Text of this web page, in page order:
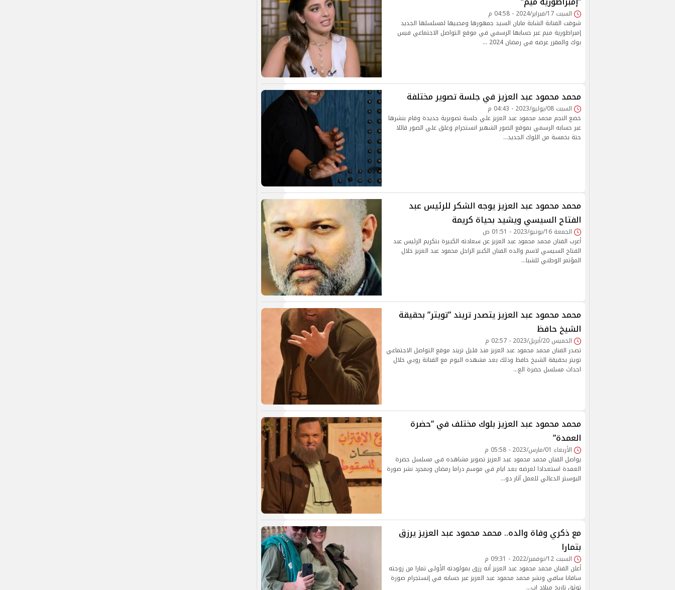
السبت 17/فبراير/2024 - 04:58 م
شوقت الفنانة الشابة مايان السيد جمهورها ومحبيها لمسلسلها الجديد
إمبراطورية ميم عبر حسابها الرسمي في موقع التواصل الاجتماعي فيس
بوك والمقرر عرضه في رمضان 2024 …
محمد محمود عبد العزيز في جلسة تصوير مختلفة
السبت 08/يوليو/2023 - 04:43 م
خضع النجم محمد محمود عبد العزيز علي جلسة تصويرية جديدة وقام بنشرها
عبر حسابه الرسمي بموقع الصور الشهير انستجرام وعلق علي الصور قائلا
حتة بخمسة من اللوك الجديد…
محمد محمود عبد العزيز يوجه الشكر للرئيس عبد
الفتاح السيسي ويشيد بحياة كريمة
الجمعة 16/يونيو/2023 - 01:51 ص
أعرب الفنان محمد محمود عبد العزيز عن سعادته الكبيرة بتكريم الرئيس عبد
الفتاح السيسي لاسم والده الفنان الكبير الراحل محمود عبد العزيز خلال
المؤتمر الوطني للشبا…
محمد محمود عبد العزيز يتصدر تريند ”تويتر” بحقيقة
الشيخ حافظ
الخميس 20/أبريل/2023 - 02:57 م
تصدر الفنان محمد محمود عبد العزيز منذ قليل تريند موقع التواصل الاجتماعي
تويتر بحقيقة الشيخ حافظ وذلك بعد مشهده اليوم مع الفنانة روبي خلال
احداث مسلسل حضرة الع…
محمد محمود عبد العزيز بلوك مختلف في ”حضرة
العمدة”
الأربعاء 01/مارس/2023 - 05:58 م
يواصل الفنان محمد محمود عبد العزيز تصوير مشاهده في مسلسل حضرة
العمدة استعدادا لعرضه بعد ايام في موسم دراما رمضان وبمجرد نشر صورة
البوستر الدعائي للعمل آثار دو…
مع ذكري وفاة والده.. محمد محمود عبد العزيز يرزق
بتمارا
السبت 12/نوفمبر/2022 - 09:31 م
أعلن الفنان محمد محمود عبد العزيز أنه رزق بمولودته الأولى تمارا من زوجته
سافانا سافي ونشر محمد محمود عبد العزيز عبر حسابه في إنستجرام صورة
توثق تاريخ ميلاد اب…